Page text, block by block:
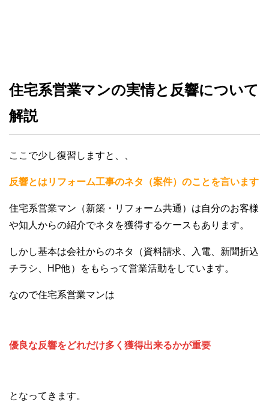
住宅系営業マンの実情と反響について
解説
ここで少し復習しますと、、
反響とはリフォーム工事のネタ（案件）のことを言います
住宅系営業マン（新築・リフォーム共通）は自分のお客様
や知人からの紹介でネタを獲得するケースもあります。
しかし基本は会社からのネタ（資料請求、入電、新聞折込
チラシ、HP他）をもらって営業活動をしています。
なので住宅系営業マンは
優良な反響をどれだけ多く獲得出来るかが重要
となってきます。